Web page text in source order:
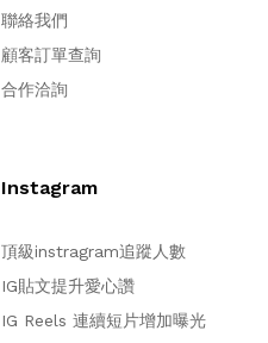
聯絡我們
顧客訂單查詢
合作洽詢
Instagram
頂級instragram追蹤人數
IG貼文提升愛心讚
IG Reels 連續短片增加曝光